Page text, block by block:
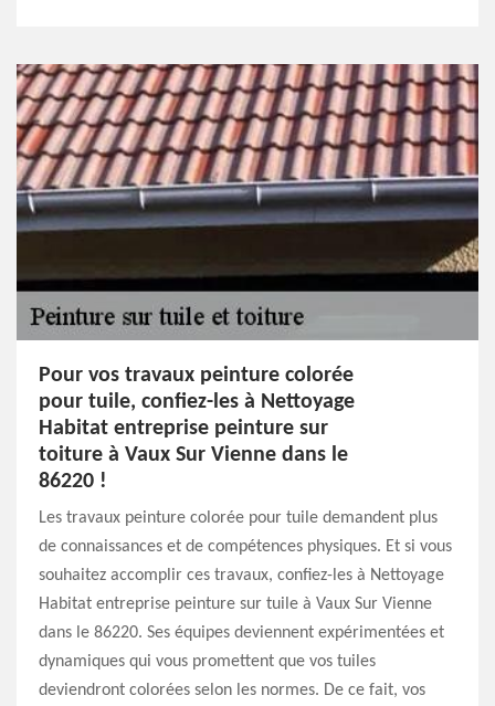
Pour vos travaux peinture colorée
pour tuile, confiez-les à Nettoyage
Habitat entreprise peinture sur
toiture à Vaux Sur Vienne dans le
86220 !
Les travaux peinture colorée pour tuile demandent plus
de connaissances et de compétences physiques. Et si vous
souhaitez accomplir ces travaux, confiez-les à Nettoyage
Habitat entreprise peinture sur tuile à Vaux Sur Vienne
dans le 86220. Ses équipes deviennent expérimentées et
dynamiques qui vous promettent que vos tuiles
deviendront colorées selon les normes. De ce fait, vos